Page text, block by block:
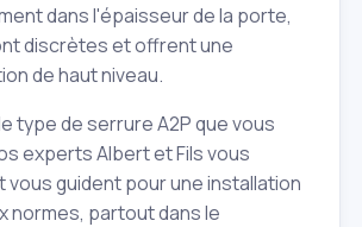
dans l'épaisseur de la porte,
discrètes et offrent une
de haut niveau.
type de serrure A2P que vous
experts Albert et Fils vous
vous guident pour une installation
normes, partout dans le